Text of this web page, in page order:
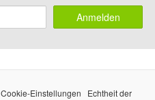
Anmelden
Cookie-Einstellungen
Echtheit der